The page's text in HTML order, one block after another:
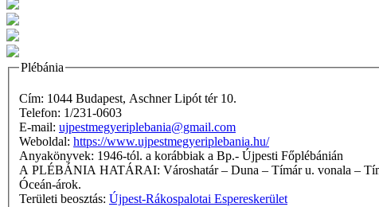
Plébánia
Cím: 1044 Budapest, Aschner Lipót tér 10.
Telefon: 1/231-0603
E-mail: ujpestmegyeriplebania@gmail.com
Weboldal: https://www.ujpestmegyeriplebania.hu/
Anyakönyvek: 1946-tól. a korábbiak a Bp.- Újpesti Főplébánián
A PLÉBÁNIA HATÁRAI: Városhatár – Duna – Tímár u. vonala – Tímár u. – Megyeri út – Kisfaludy u. (egyik oldala sem) – Labdarúgó u. (mindkét oldala) – Mildenberg u. – Baross u. – Szilas-patak –
Óceán-árok.
Területi beosztás: Újpest-Rákospalotai Espereskerület